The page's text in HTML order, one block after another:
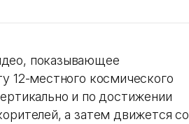
показывающее
12-местного космического
и по достижении
а затем движется со